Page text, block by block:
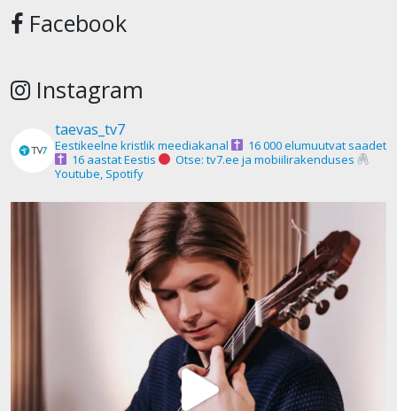
Facebook
Instagram
taevas_tv7
Eestikeelne kristlik meediakanal
16 000 elumuutvat saadet
16 aastat Eestis
Otse: tv7.ee ja mobiilirakenduses
Youtube, Spotify